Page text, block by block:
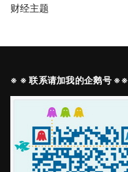
财经主题
※ ※ 联系请加我的企鹅号 ※※